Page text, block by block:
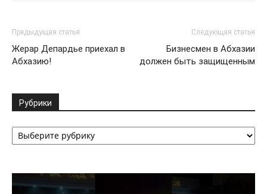
Предыдущая статья
Жерар Депардье приехал в
Абхазию!
Следующая статья
Бизнесмен в Абхазии
должен быть защищенным
Рубрики
Рубрики